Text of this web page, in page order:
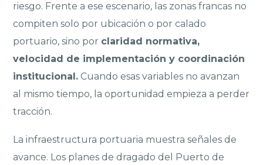
riesgo. Frente a ese escenario, las zonas francas no
compiten solo por ubicación o por calado
portuario, sino por claridad normativa,
velocidad de implementación y coordinación
institucional. Cuando esas variables no avanzan
al mismo tiempo, la oportunidad empieza a perder
tracción.
La infraestructura portuaria muestra señales de
avance. Los planes de dragado del Puerto de